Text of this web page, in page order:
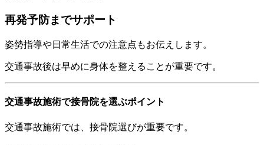
再発予防までサポート
姿勢指導や日常生活での注意点もお伝えします。
交通事故後は早めに身体を整えることが重要です。
交通事故施術で接骨院を選ぶポイント
交通事故施術では、接骨院選びが重要です。